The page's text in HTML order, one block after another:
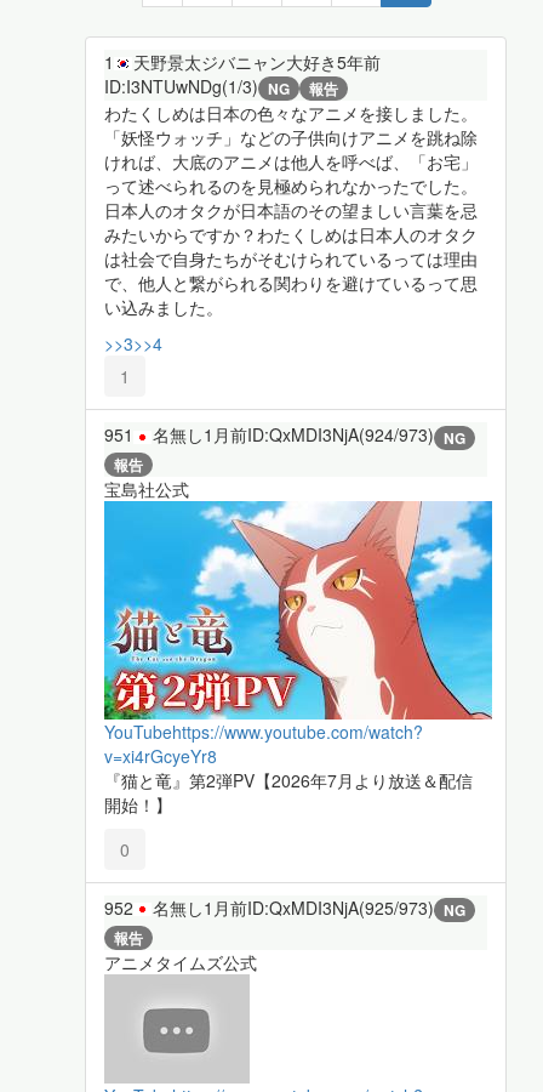
1 天野景太ジバニャン大好き5年前
ID:I3NTUwNDg(1/3) NG 報告
わたくしめは日本の色々なアニメを接しました。
「妖怪ウォッチ」などの子供向けアニメを跳ね除
ければ、大底のアニメは他人を呼べば、「お宅」
って述べられるのを見極められなかったでした。
日本人のオタクが日本語のその望ましい言葉を忌
みたいからですか？わたくしめは日本人のオタク
は社会で自身たちがそむけられているっては理由
で、他人と繋がられる関わりを避けているって思
い込みました。
>>3>>4
1
951 名無し1月前ID:QxMDI3NjA(924/973) NG
報告
宝島社公式
YouTubehttps://www.youtube.com/watch?
v=xi4rGcyeYr8
『猫と竜』第2弾PV【2026年7月より放送＆配信
開始！】
0
952 名無し1月前ID:QxMDI3NjA(925/973) NG
報告
アニメタイムズ公式